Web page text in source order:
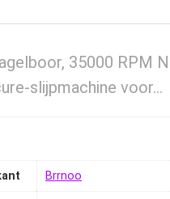
35000 RPM
slijpmachine voor…
‎Brrnoo